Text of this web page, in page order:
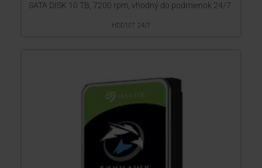
SATA DISK 10 TB, 7200 rpm, vhodný do podmienok 24/7
HDD10T 24/7